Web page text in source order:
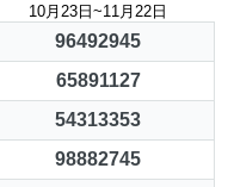
10月23日~11月22日
96492945
65891127
54313353
98882745